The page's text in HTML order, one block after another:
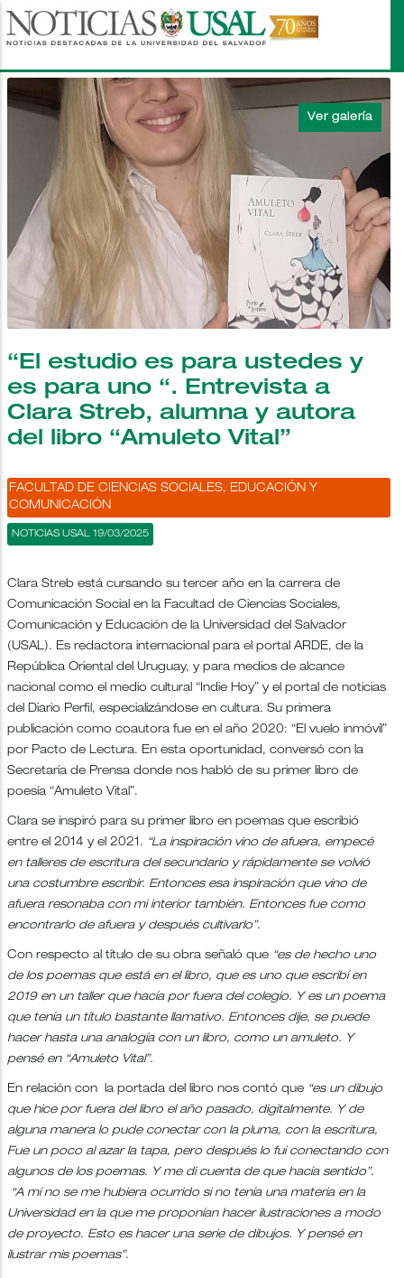
Pasar
al
principal
“El estudio es para ustedes y
es para uno “. Entrevista a
Clara Streb, alumna y autora
del libro “Amuleto Vital”
FACULTAD DE CIENCIAS SOCIALES, EDUCACIÓN Y
COMUNICACIÓN
NOTICIAS USAL 19/03/2025
Clara Streb está cursando su tercer año en la carrera de
Comunicación Social en la Facultad de Ciencias Sociales,
Comunicación y Educación de la Universidad del Salvador
(USAL). Es redactora internacional para el portal ARDE, de la
República Oriental del Uruguay, y para medios de alcance
nacional como el medio cultural “Indie Hoy” y el portal de noticias
del Diario Perfil, especializándose en cultura. Su primera
publicación como coautora fue en el año 2020: “El vuelo inmóvil”
por Pacto de Lectura. En esta oportunidad, conversó con la
Secretaría de Prensa donde nos habló de su primer libro de
poesía “Amuleto Vital”.
Clara se inspiró para su primer libro en poemas que escribió
entre el 2014 y el 2021. “La inspiración vino de afuera, empecé
en talleres de escritura del secundario y rápidamente se volvió
una costumbre escribir. Entonces esa inspiración que vino de
afuera resonaba con mi interior también. Entonces fue como
encontrarlo de afuera y después cultivarlo”.
Con respecto al título de su obra señaló que “es de hecho uno
de los poemas que está en el libro, que es uno que escribí en
2019 en un taller que hacía por fuera del colegio. Y es un poema
que tenía un título bastante llamativo. Entonces dije, se puede
hacer hasta una analogía con un libro, como un amuleto. Y
pensé en “Amuleto Vital”.
En relación con la portada del libro nos contó que “es un dibujo
que hice por fuera del libro el año pasado, digitalmente. Y de
alguna manera lo pude conectar con la pluma, con la escritura,
Fue un poco al azar la tapa, pero después lo fui conectando con
algunos de los poemas. Y me di cuenta de que hacía sentido”.
“A mí no se me hubiera ocurrido si no tenía una materia en la
Universidad en la que me proponían hacer ilustraciones a modo
de proyecto. Esto es hacer una serie de dibujos. Y pensé en
ilustrar mis poemas”.